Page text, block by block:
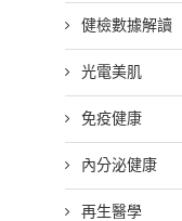
健檢數據解讀
光電美肌
免疫健康
內分泌健康
再生醫學